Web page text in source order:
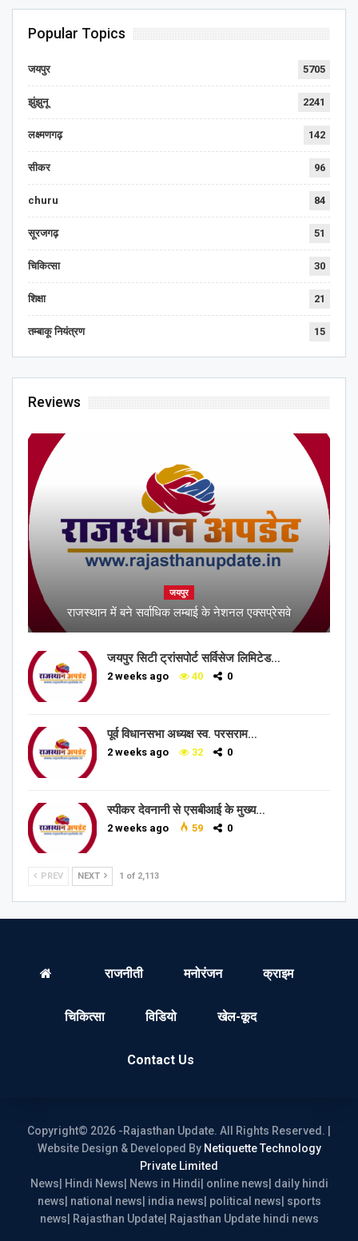
Popular Topics
जयपुर 5705
झुंझुनू 2241
लक्ष्मणगढ़ 142
सीकर 96
churu 84
सूरजगढ़ 51
चिकित्सा 30
शिक्षा 21
तम्बाकू नियंत्रण 15
Reviews
जयपुर
राजस्थान में बने सर्वाधिक लम्बाई के नेशनल एक्सप्रेसवे
जयपुर सिटी ट्रांसपोर्ट सर्विसेज लिमिटेड…
2 weeks ago 40 0
पूर्व विधानसभा अध्यक्ष स्व. परसराम…
2 weeks ago 32 0
स्पीकर देवनानी से एसबीआई के मुख्य…
2 weeks ago 59 0
PREV NEXT 1 of 2,113
राजनीती मनोरंजन क्राइम
चिकित्सा विडियो खेल-कूद
Contact Us
Copyright© 2026 -Rajasthan Update. All Rights Reserved. |
Website Design & Developed By Netiquette Technology
Private Limited
News| Hindi News| News in Hindi| online news| daily hindi
news| national news| india news| political news| sports
news| Rajasthan Update| Rajasthan Update hindi news